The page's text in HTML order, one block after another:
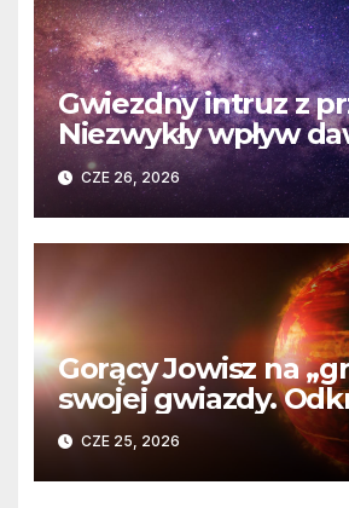
Gwiezdny intruz z
Niezwykły wpływ
spotkania na
Słonecznego
CZE 26, 2026
Gorący Jowisz na
swojej gwiazdy.
Teleskopu Webba o
80606 b
CZE 25, 2026